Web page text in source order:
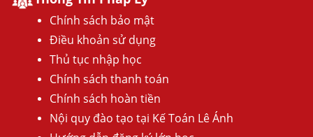
Chính sách bảo mật
Điều khoản sử dụng
Thủ tục nhập học
Chính sách thanh toán
Chính sách hoàn tiền
Nội quy đào tạo tại Kế Toán Lê Ánh